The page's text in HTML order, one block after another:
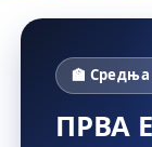
🏫
ПРВА